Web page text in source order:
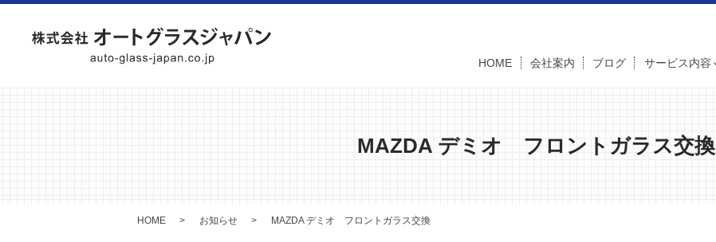
HOME 会社案内 ブログ サービス内容
MAZDA デミオ フロントガラス交換
HOME お知らせ MAZDA デミオ フロントガラス交換